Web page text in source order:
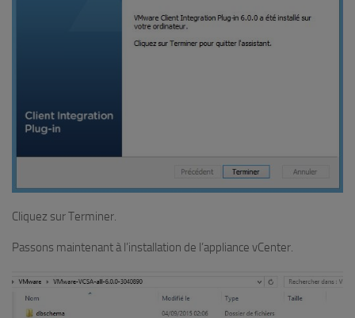
Cliquez surTerminer.
Passons maintenant à l’installation de l’appliance vCenter.